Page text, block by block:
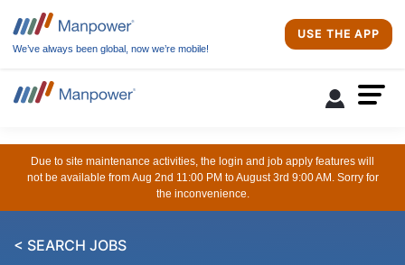
We’ve always been global, now we’re mobile!
USE THE APP
Due to site maintenance activities, the login and job apply features will
not be available from Aug 2nd 11:00 PM to August 3rd 9:00 AM. Sorry for
the inconvenience.
< SEARCH JOBS